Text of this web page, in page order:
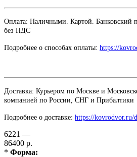
Оплата: Наличными. Картой. Банковский
без НДС
Подробнее о способах оплаты: https://
Доставка: Курьером по Москве и
компанией по России, СНГ и Прибалтики
Подробнее о доставке: https://kovrodvor.ru/
6221 —
86400 р.
* Форма: